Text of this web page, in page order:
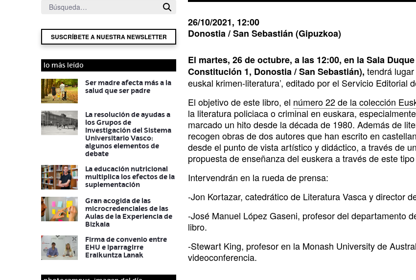
SUSCRÍBETE A NUESTRA NEWSLETTER
lo más leído
Ser madre afecta más a la
salud que ser padre
La resolución de ayudas a
los Grupos de
Investigación del Sistema
Universitario Vasco:
algunos elementos de
debate
La educación nutricional
multiplica los efectos de la
suplementación
Gran acogida de las
microcredenciales de las
Aulas de la Experiencia de
Bizkaia
Firma de convenio entre
EHU e Iparragirre
Eraikuntza Lanak
26/10/2021, 12:00
l
u
r
Donostia / San Sebastián (Gipuzkoa)
Descripción
El martes, 26 de octubre, a las 12:00, en la Sala
Constitución 1, Donostia / San Sebastián), tendrá
euskal krimen-literatura’, editado por el Servicio Editorial
El objetivo de este libro, el número 22 de la colección
la literatura policiaca o criminal en euskara,
marcado un hito desde la década de 1980. Además de
recogen obras de dos autores que han escrito en
desde el punto de vista artístico y didáctico, a través de
propuesta de enseñanza del euskera a través de este
Intervendrán en la rueda de prensa:
-Jon Kortazar, catedrático de Literatura Vasca y director
-José Manuel López Gaseni, profesor del departamento
libro.
-Stewart King, profesor en la Monash University de
videoconferencia.